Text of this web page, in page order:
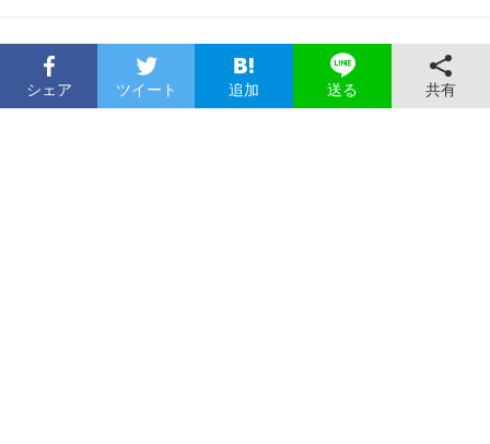
シェア ツイート 追加 送る 共有